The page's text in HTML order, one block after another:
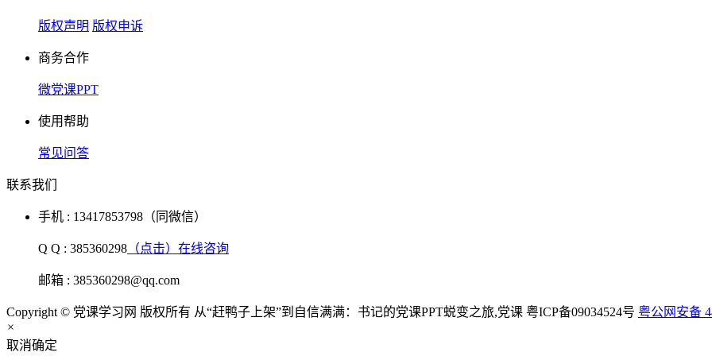
版权声明 版权申诉
商务合作
微党课PPT
使用帮助
常见问答
联系我们
手机 : 13417853798（同微信）
Q Q : 385360298 （点击）在线咨询
邮箱 : 385360298@qq.com
Copyright © 党课学习网 版权所有 从“赶鸭子上架”到自信满满：书记的党课PPT蜕变之旅,党课 粤ICP备09034524号 粤公网安备
×
取消确定